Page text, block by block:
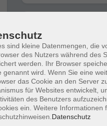
Grundlagen
Angebot
sind kleine Datenmengen, die
des Nutzers während des
werden. Ihr Browser
genannt wird. Wenn Sie eine
das Cookie an den Server
für Websites entwickelt,
des Benutzers
ein. Weitere Informationen
Datenschutz